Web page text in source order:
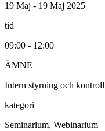
19 Maj - 19 Maj 2025
tid
09:00 - 12:00
ÄMNE
Intern styrning och kontroll
kategori
Seminarium, Webinarium